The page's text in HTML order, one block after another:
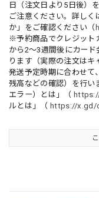
日（注文日より5日後）
ご注意ください。詳し
か」をご確認ください（
※予約商品でクレジット
から2〜3週間後にカー
ります（実際の注文はキ
発送予定時期に合わせて
残高などの確認）を行い
エラー）とは」（
ルとは」（ https://x.gd/